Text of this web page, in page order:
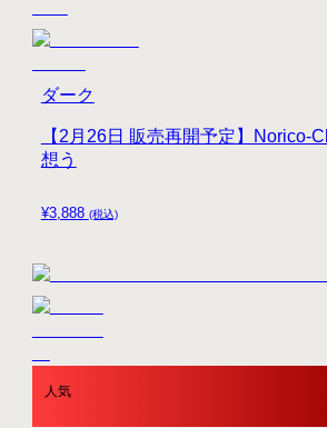
¥3,888 (税込)
【2月26日 販売再開予定】
想う
ダーク
人気